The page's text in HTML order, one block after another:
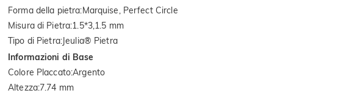
Forma della pietra:Marquise, Perfect Circle
Misura di Pietra:1.5*3,1.5 mm
Tipo di Pietra:Jeulia® Pietra
Informazioni di Base
Colore Placcato:Argento
Altezza:7.74 mm